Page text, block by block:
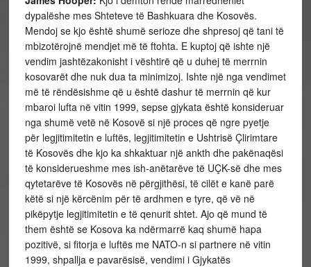
dypalëshe mes Shteteve të Bashkuara dhe Kosovës.
Mendoj se kjo është shumë serioze dhe shpresoj që tani të
mbizotërojnë mendjet më të ftohta. E kuptoj që ishte një
vendim jashtëzakonisht i vështirë që u duhej të merrnin
kosovarët dhe nuk dua ta minimizoj. Ishte një nga vendimet
më të rëndësishme që u është dashur të merrnin që kur
mbaroi lufta në vitin 1999, sepse gjykata është konsideruar
nga shumë vetë në Kosovë si një proces që ngre pyetje
për legjitimitetin e luftës, legjitimitetin e Ushtrisë Çlirimtare
të Kosovës dhe kjo ka shkaktuar një ankth dhe pakënaqësi
të konsiderueshme mes ish-anëtarëve të UÇK-së dhe mes
qytetarëve të Kosovës në përgjithësi, të cilët e kanë parë
këtë si një kërcënim për të ardhmen e tyre, që vë në
pikëpytje legjitimitetin e të qenurit shtet. Ajo që mund të
them është se Kosova ka ndërmarrë kaq shumë hapa
pozitivë, si fitorja e luftës me NATO-n si partnere në vitin
1999, shpallja e pavarësisë, vendimi i Gjykatës